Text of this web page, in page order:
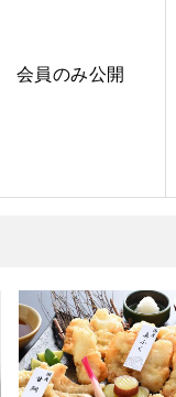
会員のみ公開